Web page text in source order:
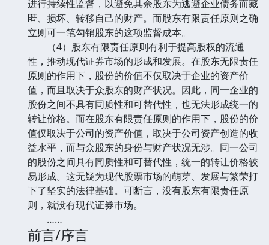
进行持续性监督，以避免其余股东为逃避企业债务而藏
匿、损坏、转移自己的财产。而股东有限责任原则之确
立则可一笔勾销股东的这项监督成本。
（4）股东有限责任原则有利于提高股权的流通
性，推动现代证券市场的形成和发展。在股东无限责任
原则的作用下，股份的价值不仅取决于企业的资产价
值，而且取决于众股东的财产状况。因此，同一企业的
股份之间不具有同质性和可替代性，也无法形成统一的
转让价格。而在股东有限责任原则的作用下，股份的价
值仅取决于公司的资产价值，取决于公司资产创造的收
益水平，而与众股东的身份与财产状况无涉。同一公司
的股份之间具有同质性和可替代性，统一的转让价格较
易形成。这无疑为现代股票市场的萌芽、发展与繁荣打
下了坚实的法律基础。可断言，没有股东有限责任原
则，就没有现代证券市场。
……
前言/序言